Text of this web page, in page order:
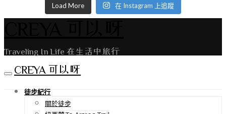
Load More 在 Instagram 上追蹤
Traveling In Life 在生活中旅行
CREYA 可以呀
徒步紀行
關於徒步